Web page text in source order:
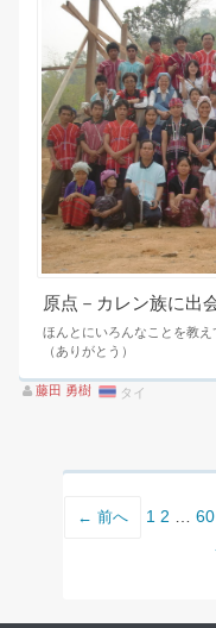
原点－カレン族に出
ほんとにいろんなことを教
（ありがとう）
藤田 勇樹 タイ
← 前へ 1 2 … 60